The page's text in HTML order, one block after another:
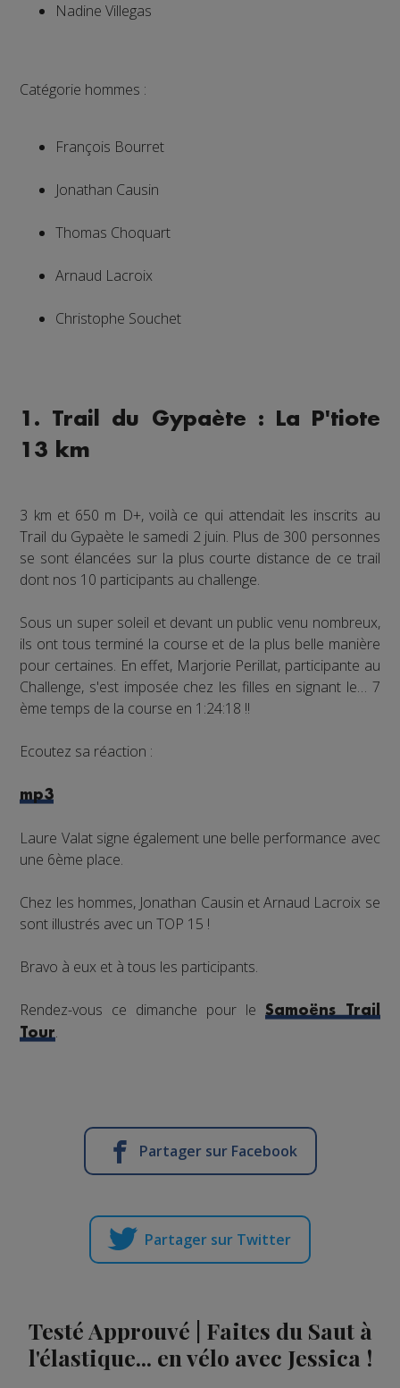
Nadine Villegas
Catégorie hommes :
François Bourret
Jonathan Causin
Thomas Choquart
Arnaud Lacroix
Christophe Souchet
1. Trail du Gypaète : La P'tiote
13 km
3 km et 650 m D+, voilà ce qui attendait les inscrits au
Trail du Gypaète le samedi 2 juin. Plus de 300 personnes
se sont élancées sur la plus courte distance de ce trail
dont nos 10 participants au challenge.
Sous un super soleil et devant un public venu nombreux,
ils ont tous terminé la course et de la plus belle manière
pour certaines. En effet, Marjorie Perillat, participante au
Challenge, s'est imposée chez les filles en signant le… 7
ème temps de la course en 1:24:18 !!
Ecoutez sa réaction :
mp3
Laure Valat signe également une belle performance avec
une 6ème place.
Chez les hommes, Jonathan Causin et Arnaud Lacroix se
sont illustrés avec un TOP 15 !
Bravo à eux et à tous les participants.
Rendez-vous ce dimanche pour le
Samoëns Trail
Tour.
Partager sur Facebook
Partager sur Twitter
Testé Approuvé | Faites du Saut à
l'élastique... en vélo avec Jessica !